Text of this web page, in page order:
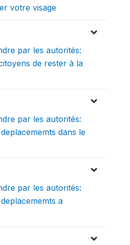
votre visage
par les autorités:
de rester à la
par les autorités:
dans le
par les autorités:
a